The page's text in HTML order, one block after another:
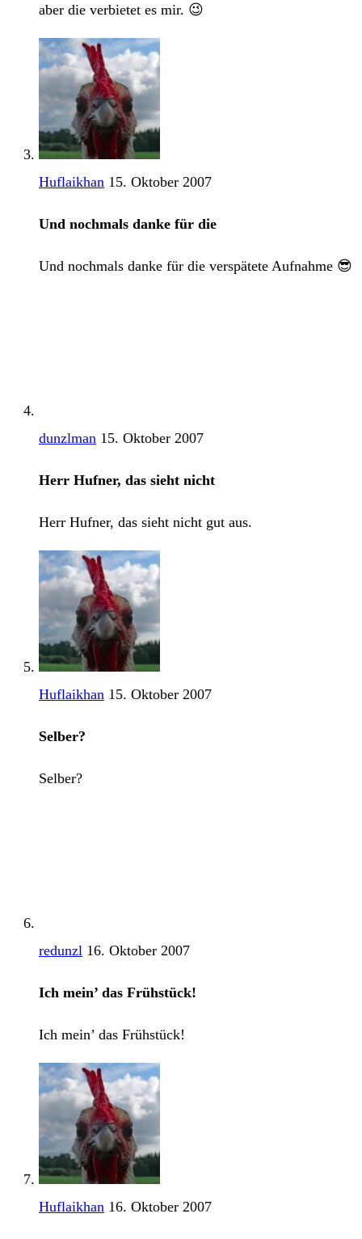
aber die verbietet es mir. 😉
Huflaikhan 15. Oktober 2007
Und nochmals danke für die
Und nochmals danke für die verspätete Aufnahme 😎
dunzlman 15. Oktober 2007
Herr Hufner, das sieht nicht
Herr Hufner, das sieht nicht gut aus.
Huflaikhan 15. Oktober 2007
Selber?
Selber?
redunzl 16. Oktober 2007
Ich mein’ das Frühstück!
Ich mein’ das Frühstück!
Huflaikhan 16. Oktober 2007